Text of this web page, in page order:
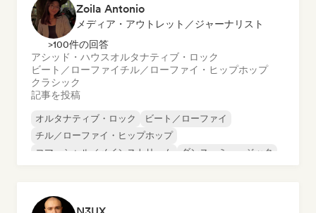
Zoila Antonio
メディア・アウトレット／ジャーナリスト
>100件の回答
アシッド・ハウスオルタナティブ・ロック
ビート／ローファイチル／ローファイ・ヒップホップ
クラシック
記事を投稿
オルタナティブ・ロック
ビート／ローファイ
チル／ローファイ・ヒップホップ
コマーシャル／メインストリーム
ダンス・ミュージック